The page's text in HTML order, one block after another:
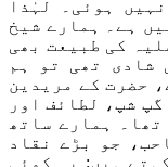
نہیں ہوئی۔
لہٰذا
ہے۔
ہمارے شیخ
کی طبی عت بھی
شادی تھی تو ہم
حضرت کے مریدین
شپ، لطائف اور
تھا۔ ہمارے ساتھ
جو بڑے نقاد
ہیں: یہ کوئی